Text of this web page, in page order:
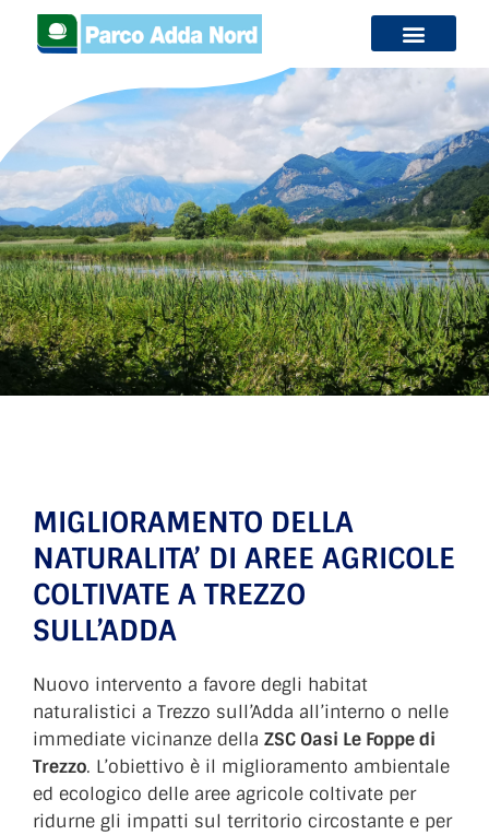
MIGLIORAMENTO DELLA
NATURALITA’ DI AREE AGRICOLE
COLTIVATE A TREZZO
SULL’ADDA
Nuovo intervento a favore degli habitat
naturalistici a Trezzo sull’Adda all’interno o nelle
immediate vicinanze della ZSC Oasi Le Foppe di
Trezzo. L’obiettivo è il miglioramento ambientale
ed ecologico delle aree agricole coltivate per
ridurne gli impatti sul territorio circostante e per